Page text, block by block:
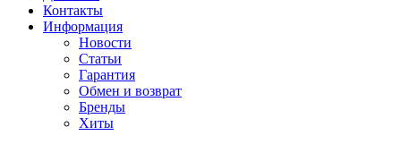
Контакты
Информация
Новости
Статьи
Гарантия
Обмен и возврат
Бренды
Хиты